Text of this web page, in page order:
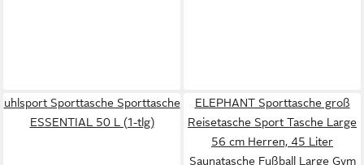
uhlsport Sporttasche Sporttasche
ESSENTIAL 50 L (1-tlg)
ELEPHANT Sporttasche groß
Reisetasche Sport Tasche Large
56 cm Herren, 45 Liter
Saunatasche Fußball Large Gym